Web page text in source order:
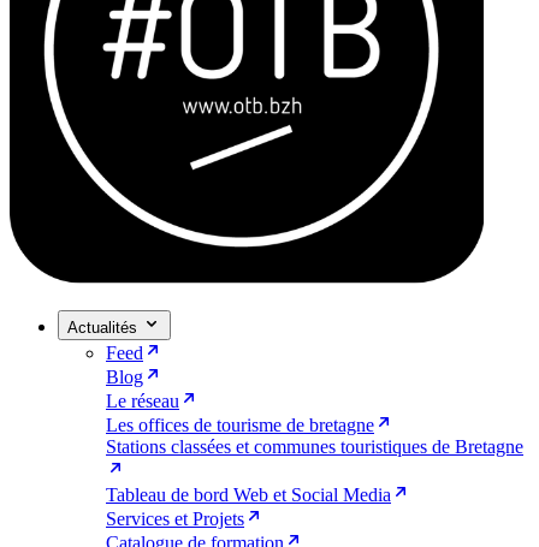
Actualités
Feed
Blog
Le réseau
Les offices de tourisme de bretagne
Stations classées et communes touristiques de Bretagne
Tableau de bord Web et Social Media
Services et Projets
Catalogue de formation